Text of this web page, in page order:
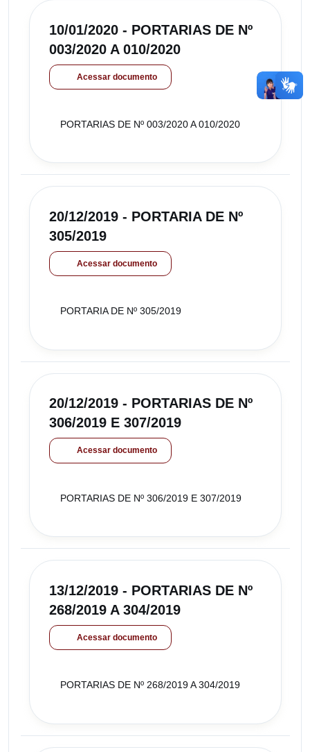
10/01/2020 - PORTARIAS DE Nº
003/2020 A 010/2020
Acessar documento
PORTARIAS DE Nº 003/2020 A 010/2020
20/12/2019 - PORTARIA DE Nº
305/2019
Acessar documento
PORTARIA DE Nº 305/2019
20/12/2019 - PORTARIAS DE Nº
306/2019 E 307/2019
Acessar documento
PORTARIAS DE Nº 306/2019 E 307/2019
13/12/2019 - PORTARIAS DE Nº
268/2019 A 304/2019
Acessar documento
PORTARIAS DE Nº 268/2019 A 304/2019